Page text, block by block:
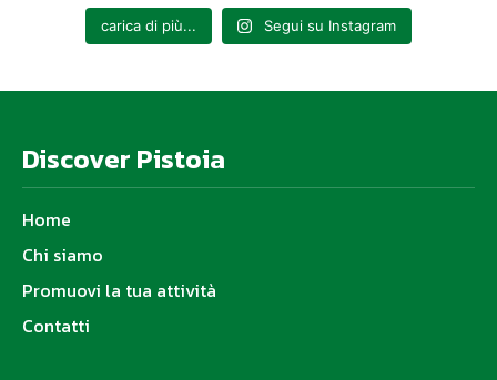
carica di più... Segui su Instagram
Discover Pistoia
Home
Chi siamo
Promuovi la tua attività
Contatti